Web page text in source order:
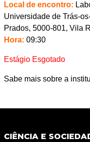
Local de encontro:
Universidade de Trás-
Prados, 5000-801, Vila
Hora: 09:30
Estágio Esgotado
Sabe mais sobre a
CIÊNCIA E